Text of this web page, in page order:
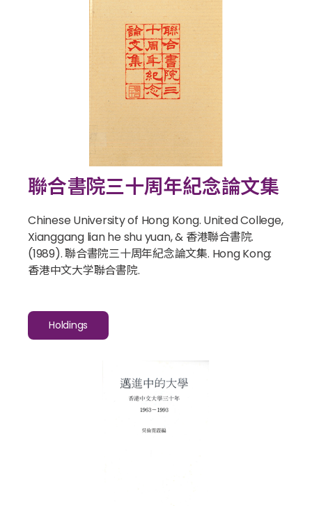
聯合書院三十周年紀念論文集
Chinese University of Hong Kong. United College,
Xianggang lian he shu yuan, & 香港聯合書院.
(1989).聯合書院三十周年紀念論文集. Hong Kong:
香港中文大学聯合書院.
Holdings